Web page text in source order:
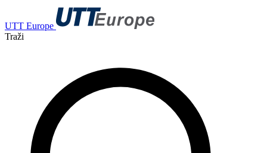
UTT Europe
Traži